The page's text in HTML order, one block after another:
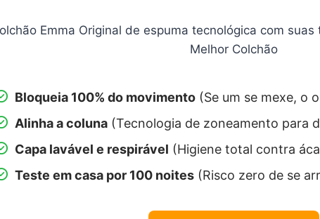
Bloqueia 100% do movimento (Se um se mexe, o
Alinha a coluna (Tecnologia de zoneamento para
Capa lavável e respirável (Higiene total contra
Teste em casa por 100 noites (Risco zero de se